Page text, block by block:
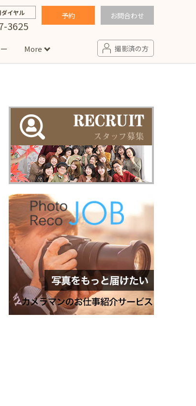
イヤル
3625
予約 お問合わせ
入園・入学／卒園・卒業
ペット撮影
ール写真・宣材写真
ペット
卒業袴(女の子)
More
コラム
撮影済の方